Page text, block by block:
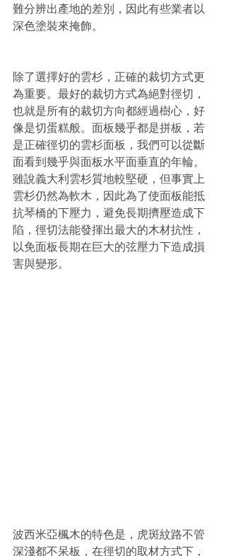
難分辨出產地的差別，因此有些業者以
深色塗裝來掩飾。
除了選擇好的雲杉，正確的裁切方式更
為重要。最好的裁切方式為絕對徑切，
也就是所有的裁切方向都經過樹心，好
像是切蛋糕般。面板幾乎都是拼板，若
是正確徑切的雲杉面板，我們可以從斷
面看到幾乎與面板水平面垂直的年輪。
雖說義大利雲杉質地較堅硬，但事實上
雲杉仍然為軟木，因此為了使面板能抵
抗琴橋的下壓力，避免長期擠壓造成下
陷，徑切法能發揮出最大的木材抗性，
以免面板長期在巨大的弦壓力下造成損
害與變形。
波西米亞楓木的特色是，虎斑紋路不管
深淺都不呆板，在徑切的取材方式下，